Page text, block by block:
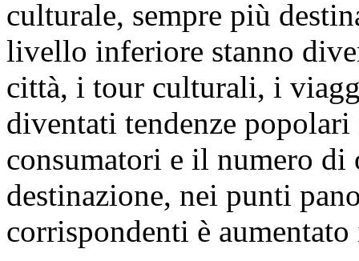
culturale, sempre più
livello inferiore stanno
città, i tour culturali, i
diventati tendenze
consumatori e il numero
destinazione, nei punti
corrispondenti è